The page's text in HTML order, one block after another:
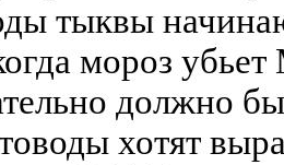
тыквы
мороз
должно
хотят